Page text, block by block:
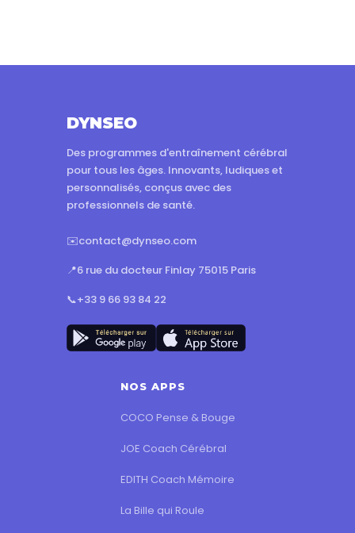
DYNSEO
Des programmes d'entraînement cérébral
pour tous les âges. Innovants, ludiques et
personnalisés, conçus avec des
professionnels de santé.
✉️contact@dynseo.com
📍6 rue du docteur Finlay 75015 Paris
📞+33 9 66 93 84 22
NOS APPS
COCO Pense & Bouge
JOE Coach Cérébral
EDITH Coach Mémoire
La Bille qui Roule